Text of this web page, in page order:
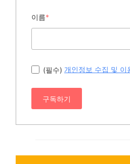
이름*
(필수) 개인정보 수집 및 이
구독하기